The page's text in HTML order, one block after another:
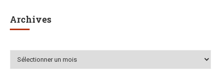
Archives
Archives